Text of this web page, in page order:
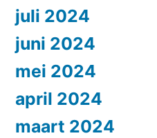
juli 2024
juni 2024
mei 2024
april 2024
maart 2024